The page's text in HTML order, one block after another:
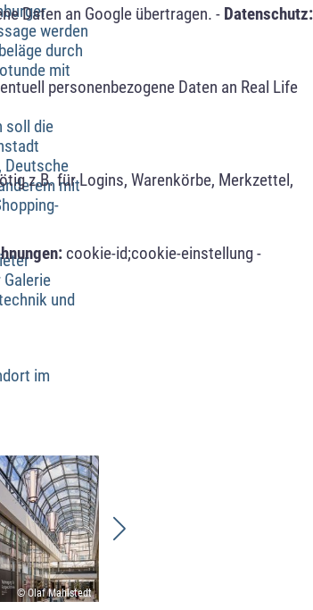
Daten an Google übertragen. - Datenschutz:
personenbezogene Daten an Real Life
z.B. für Logins, Warenkörbe, Merkzettel,
cookie-id;cookie-einstellung -
werden
durch
mit
soll die
Deutsche
mit
Galerie
und
im
© Olaf Mahlstedt